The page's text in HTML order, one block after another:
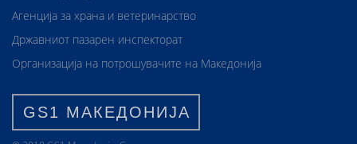
Агенција за храна и ветеринарство
Државниот пазарен инспекторат
Организација на потрошувачите на Македонија
GS1 МАКЕДОНИЈА